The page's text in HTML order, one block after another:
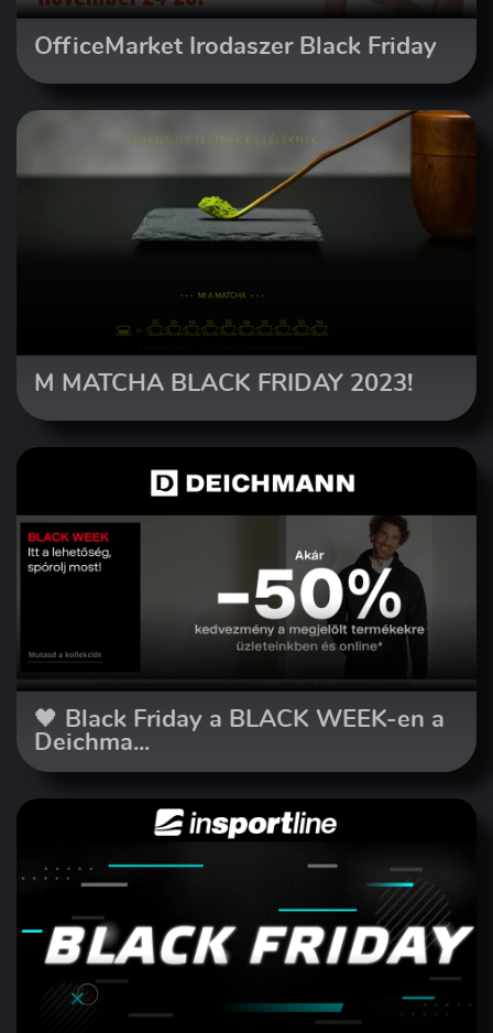
OfficeMarket Irodaszer Black Friday
M MATCHA BLACK FRIDAY 2023!
🖤 Black Friday a BLACK WEEK-en a
Deichma...